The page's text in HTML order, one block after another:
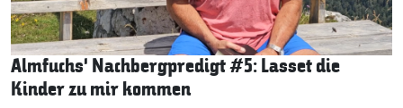
Almfuchs‘ Nachbergpredigt #5: Lasset die
Kinder zu mir kommen